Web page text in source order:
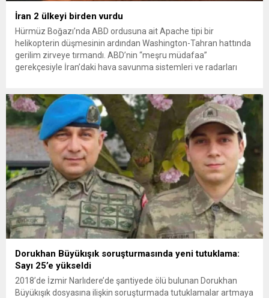
İran 2 ülkeyi birden vurdu
Hürmüz Boğazı’nda ABD ordusuna ait Apache tipi bir
helikopterin düşmesinin ardından Washington-Tahran hattında
gerilim zirveye tırmandı. ABD’nin “meşru müdafaa”
gerekçesiyle İran’daki hava savunma sistemleri ve radarları
yeni bir ABD saldırısına anında yanıt verileceğini duyurdu....
Dorukhan Büyükışık soruşturmasında yeni tutuklama:
Sayı 25’e yükseldi
2018’de İzmir Narlıdere’de şantiyede ölü bulunan Dorukhan
Büyükışık dosyasına ilişkin soruşturmada tutuklamalar artmaya